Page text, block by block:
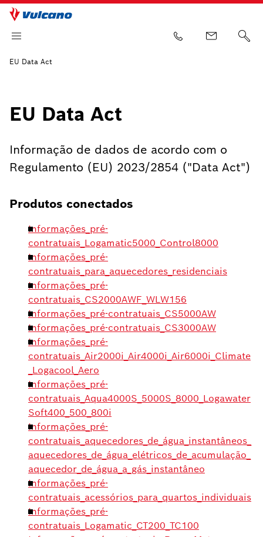
EU Data Act
EU Data Act
Informação de dados de acordo com o
Regulamento (EU) 2023/2854 ("Data Act")
Produtos conectados
Informações_pré-
contratuais_Logamatic5000_Control8000
Informações_pré-
contratuais_para_aquecedores_residenciais
Informações_pré-
contratuais_CS2000AWF_WLW156
Informações_pré-contratuais_CS5000AW
Informações_pré-contratuais_CS3000AW
Informações_pré-
contratuais_Air2000i_Air4000i_Air6000i_Climate
_Logacool_Aero
Informações_pré-
contratuais_Aqua4000S_5000S_8000_Logawater
Soft400_500_800i
Informações_pré-
contratuais_aquecedores_de_água_instantâneos_
aquecedores_de_água_elétricos_de_acumulação_
aquecedor_de_água_a_gás_instantâneo
Informações_pré-
contratuais_acessórios_para_quartos_individuais
Informações_pré-
contratuais_Logamatic_CT200_TC100